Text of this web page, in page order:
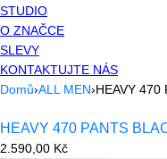
STUDIO
O ZNAČCE
SLEVY
KONTAKTUJTE NÁS
Domů›ALL MEN›HEAVY 470
HEAVY 470 PANTS
Běžná
2.590,00 Kč